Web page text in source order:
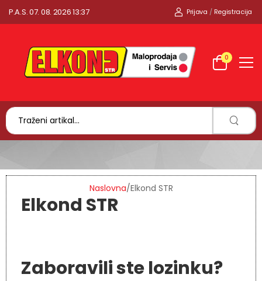
P.A.S. 07. 08. 2026 13:37 Prijava / Registracija
0
Naslovna/Elkond STR
Elkond STR
Zaboravili ste lozinku?